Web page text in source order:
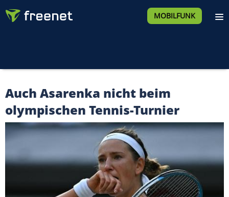
MOBILFUNK
Auch Asarenka nicht beim
olympischen Tennis-Turnier